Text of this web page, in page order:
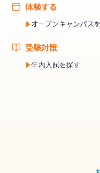
体験する
オープンキャンパス
受験対策
年内入試を探す